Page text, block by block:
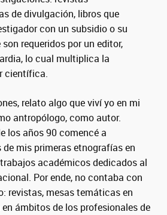
de divulgación, libros que
con un subsidio o su
requeridos por un editor,
lo cual multiplica la
científica.
relato algo que viví yo en mi
antropólogo, como autor.
los años 90 comencé a
mis primeras etnografías en
académicos dedicados al
Por ende, no contaba con
revistas, mesas temáticas en
ámbitos de los profesionales de